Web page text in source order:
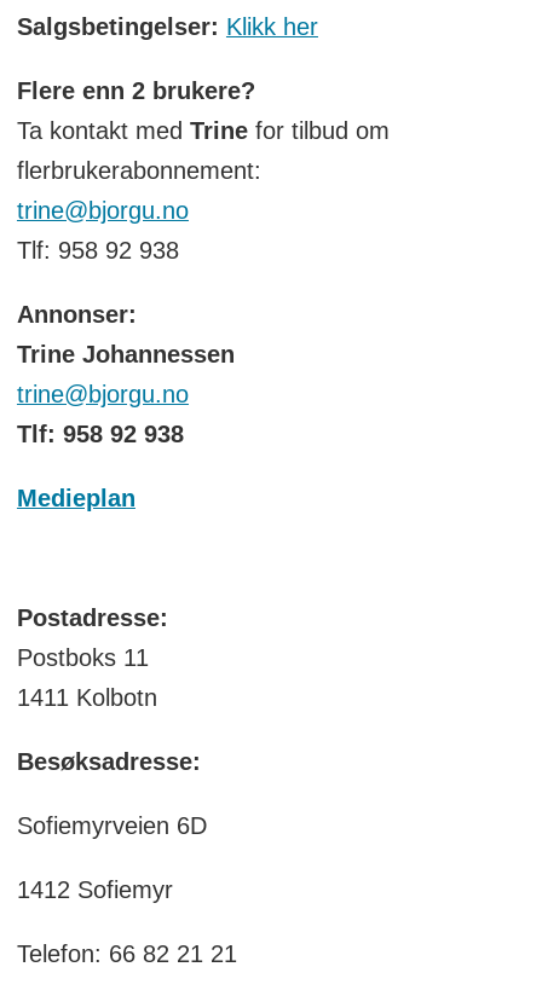
Salgsbetingelser: Klikk her
Flere enn 2 brukere?
Ta kontakt med Trinefor tilbud om
flerbrukerabonnement:
trine@bjorgu.no
Tlf: 958 92 938
Annonser:
Trine Johannessen
trine@bjorgu.no
Tlf: 958 92 938
Medieplan
Postadresse:
Postboks 11
1411 Kolbotn
Besøksadresse:
Sofiemyrveien 6D
1412 Sofiemyr
Telefon: 66 82 21 21